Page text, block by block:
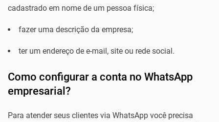
cadastrado em nome de um pessoa física;
fazer uma descrição da empresa;
ter um endereço de e-mail, site ou rede social.
Como configurar a conta no WhatsApp
empresarial?
Para atender seus clientes via WhatsApp você precisa